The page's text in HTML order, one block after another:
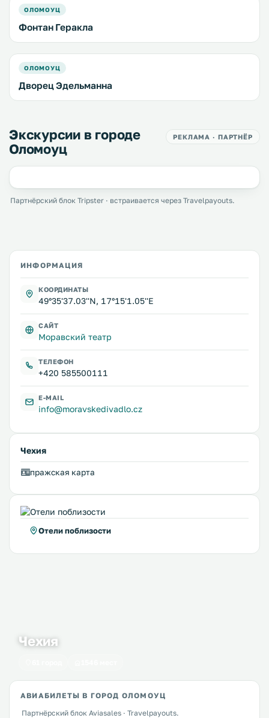
ОЛОМОУЦ
Фонтан Геракла
ОЛОМОУЦ
Дворец Эдельманна
Экскурсии в городе
Оломоуц
РЕКЛАМА · ПАРТНЁР
Партнёрский блок Tripster · встраивается через Travelpayouts.
ИНФОРМАЦИЯ
КООРДИНАТЫ
49°35'37.03''N, 17°15'1.05''E
САЙТ
Моравский театр
ТЕЛЕФОН
+420 585500111
E-MAIL
info@moravskedivadlo.cz
Чехия
пражская карта
Отели поблизости
Чехия
АВИАБИЛЕТЫ В ГОРОД ОЛОМОУЦ
Партнёрский блок Aviasales · Travelpayouts.